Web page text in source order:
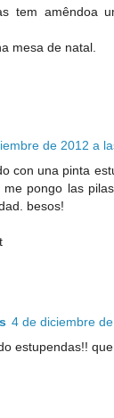
tem amêndoa
mesa de natal.
de 2012 a
con una pinta
pongo las
besos!
4 de diciembre
estupendas!!